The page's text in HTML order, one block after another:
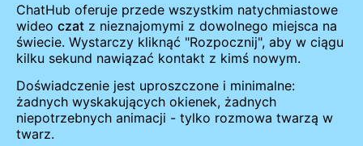
ChatHub oferuje przede wszystkim natychmiastowe
wideo czat z nieznajomymi z dowolnego miejsca na
świecie. Wystarczy kliknąć "Rozpocznij", aby w ciągu
kilku sekund nawiązać kontakt z kimś nowym.
Doświadczenie jest uproszczone i minimalne:
żadnych wyskakujących okienek, żadnych
niepotrzebnych animacji - tylko rozmowa twarzą w
twarz.